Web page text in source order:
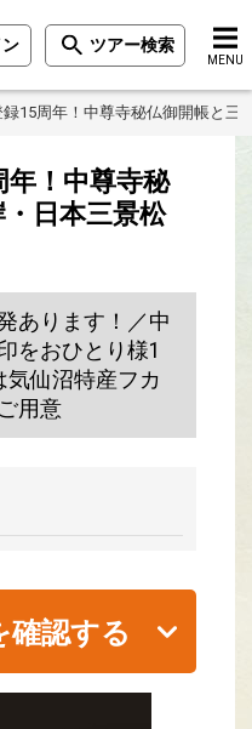
ツアー検索
MENU
録15周年！中尊寺秘仏御開帳と
年！中尊寺秘
日本三景松
あります！／中
をおひとり様1
仙沼特産フカ
用意
確認する